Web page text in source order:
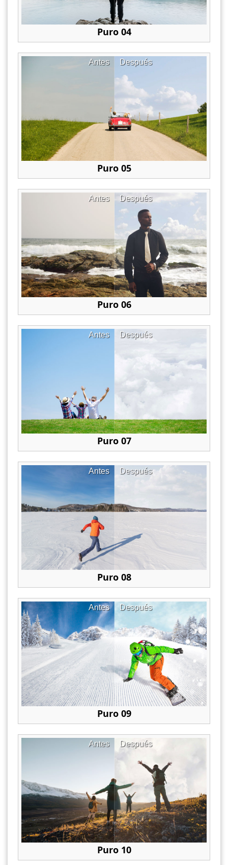
Puro 04
Después
Antes
Puro 05
Después
Antes
Puro 06
Después
Antes
Puro 07
Después
Antes
Puro 08
Después
Antes
Puro 09
Después
Antes
Puro 10